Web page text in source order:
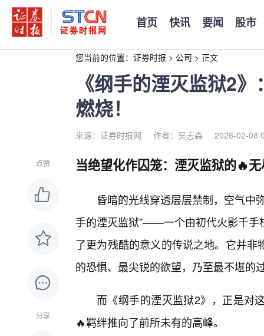
首页 快讯 要闻 股市
您当前的位置： 证券时报 > 公司 > 正文
《纲手的湮灭监狱2
燃烧！
来源：证券时报网 作者：吴志森 2026-02-08
点赞
分享
当绝望化作囚笼：湮灭监狱的🔥
昏暗的光线穿透层层禁制，空气中
手的湮灭监狱”——一个由初代火影千手
了更为残酷的意义的传说之地。它并
的恐惧、最尖锐的欲望，乃至最不堪的
而《纲手的湮灭监狱2》，正是对
🔥羁绊推向了前所未有的高峰。